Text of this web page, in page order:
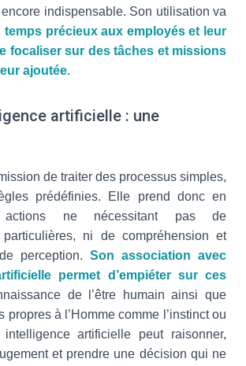
encore indispensable. Son utilisation va
temps précieux aux employés et leur
focaliser sur des tâches et missions
ajoutée.
artificielle : une
de traiter des processus simples,
prédéfinies. Elle prend donc en
ne nécessitant pas de
particulières, ni de compréhension et
perception. Son association avec
permet d’empiéter sur ces
de l’être humain ainsi que
propres à l’Homme comme l’instinct ou
intelligence artificielle peut raisonner,
et prendre une décision qui ne